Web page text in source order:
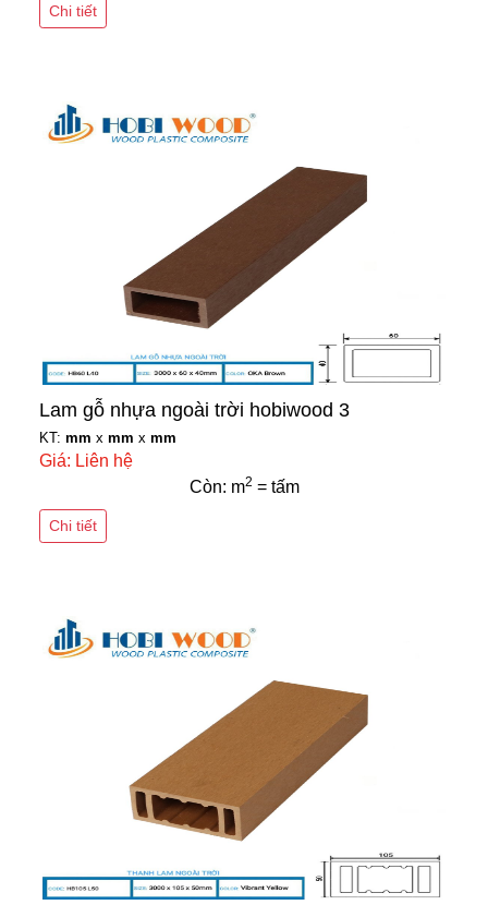
Chi tiết
Lam gỗ nhựa ngoài trời hobiwood 3
KT: mm x mm x mm
Giá: Liên hệ
Còn: m2 = tấm
Chi tiết